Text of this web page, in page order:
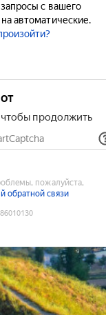
с вашего
автоматические.
продолжить
пожалуйста,
обратной связи